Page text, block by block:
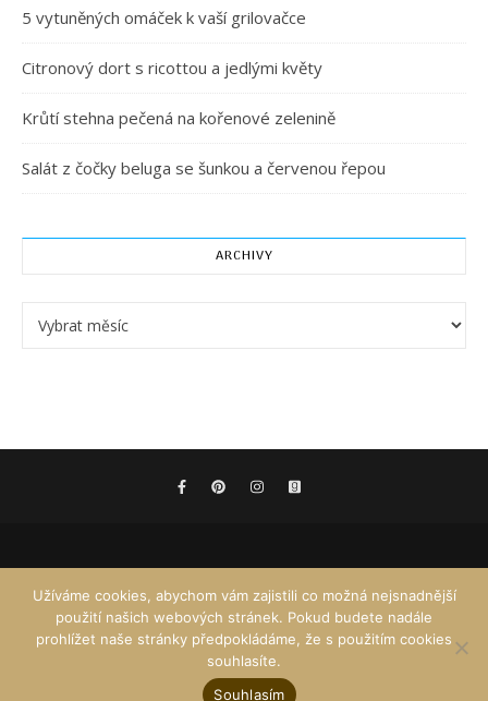
5 vytuněných omáček k vaší grilovačce
Citronový dort s ricottou a jedlými květy
Krůtí stehna pečená na kořenové zelenině
Salát z čočky beluga se šunkou a červenou řepou
ARCHIVY
Archivy
Užíváme cookies, abychom vám zajistili co možná nejsnadnější
použití našich webových stránek. Pokud budete nadále
prohlížet naše stránky předpokládáme, že s použitím cookies
souhlasíte.
Souhlasím